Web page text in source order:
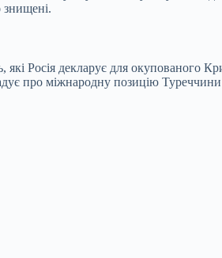
знищені.
Росія декларує для окупованого
про міжнародну позицію